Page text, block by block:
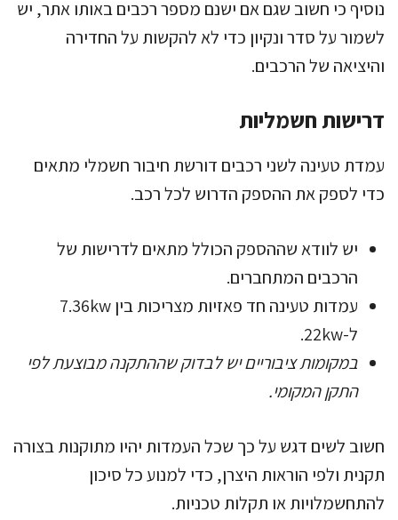
נוסיף כי חשוב שגם אם ישנם מספר רכבים באותו אתר, יש
לשמור על סדר ונקיון כדי לא להקשות על החדירה
והיציאה של הרכבים.
דרישות חשמליות
עמדת טעינה לשני רכבים דורשת חיבור חשמלי מתאים
כדי לספק את ההספק הדרוש לכל רכב.
יש לוודא שההספק הכולל מתאים לדרישות של
הרכבים המתחברים.
עמדות טעינה חד פאזיות מצריכות בין 7.36kw
ל-22kw.
במקומות ציבוריים יש לבדוק שההתקנה מבוצעת לפי
התקן המקומי.
חשוב לשים דגש על כך שכל העמדות יהיו מתוקנות בצורה
תקנית ולפי הוראות היצרן, כדי למנוע כל סיכון
להתחשמלויות או תקלות טכניות.